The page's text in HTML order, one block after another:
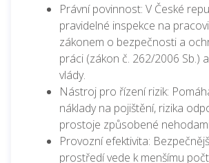
Právní povinnost: V České
pravidelné inspekce na
zákonem o bezpečnosti a
práci (zákon č. 262/2006 Sb.)
vlády.
Nástroj pro řízení rizik:
náklady na pojištění, rizika
prostoje způsobené
Provozní efektivita:
prostředí vede k menšímu